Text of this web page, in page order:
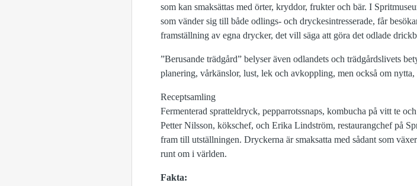
som kan smaksättas med örter, kryddor, frukter och bär. I
som vänder sig till både odlings- och dryckesintresserade, får
framställning av egna drycker, det vill säga att göra det odlade
”Berusande trädgård” belyser även odlandets och trädgårdslivets
planering, vårkänslor, lust, lek och avkoppling, men också om nytta,
Receptsamling
Fermenterad spratteldryck, pepparrotssnaps, kombucha på vitt te
Petter Nilsson, kökschef, och Erika Lindström, restaurangchef på
fram till utställningen. Dryckerna är smaksatta med sådant som
runt om i världen.
Fakta: